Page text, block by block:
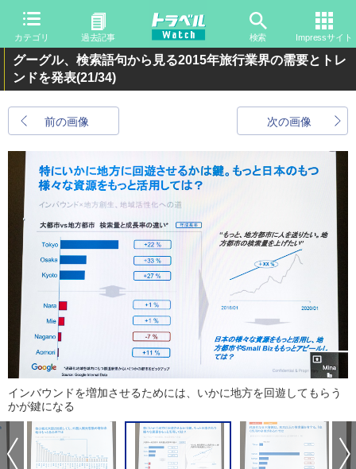
カテゴリ 過去記事 検索 Impressサイト
グーグル、検索語句から見る2015年旅行業界の需要とトレ
ンドを発表(21/34)
前の画像 次の画像
インバウンドを増加させるためには、いかに地方を回遊してもらう
かが鍵になる